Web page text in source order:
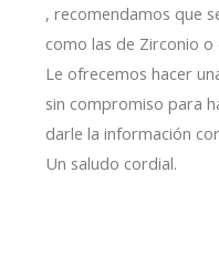
, recomendamos que
como las de Zirconio
Le ofrecemos hacer
sin compromiso para
darle la información
Un saludo cordial.